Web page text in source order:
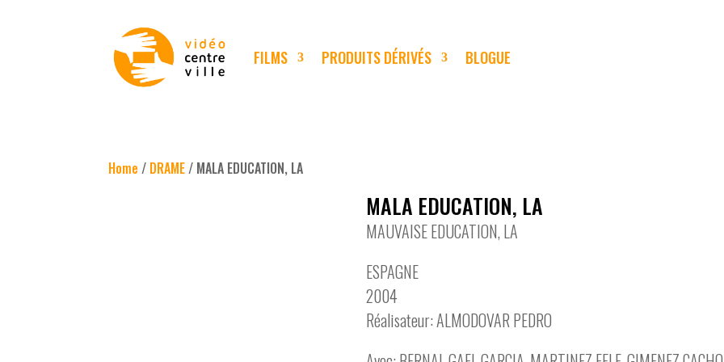
FILMS PRODUITS DÉRIVÉS BLOGUE
Home / DRAME/ MALA EDUCATION, LA
MALA EDUCATION, LA
MAUVAISE EDUCATION, LA
ESPAGNE
2004
Réalisateur: ALMODOVAR PEDRO